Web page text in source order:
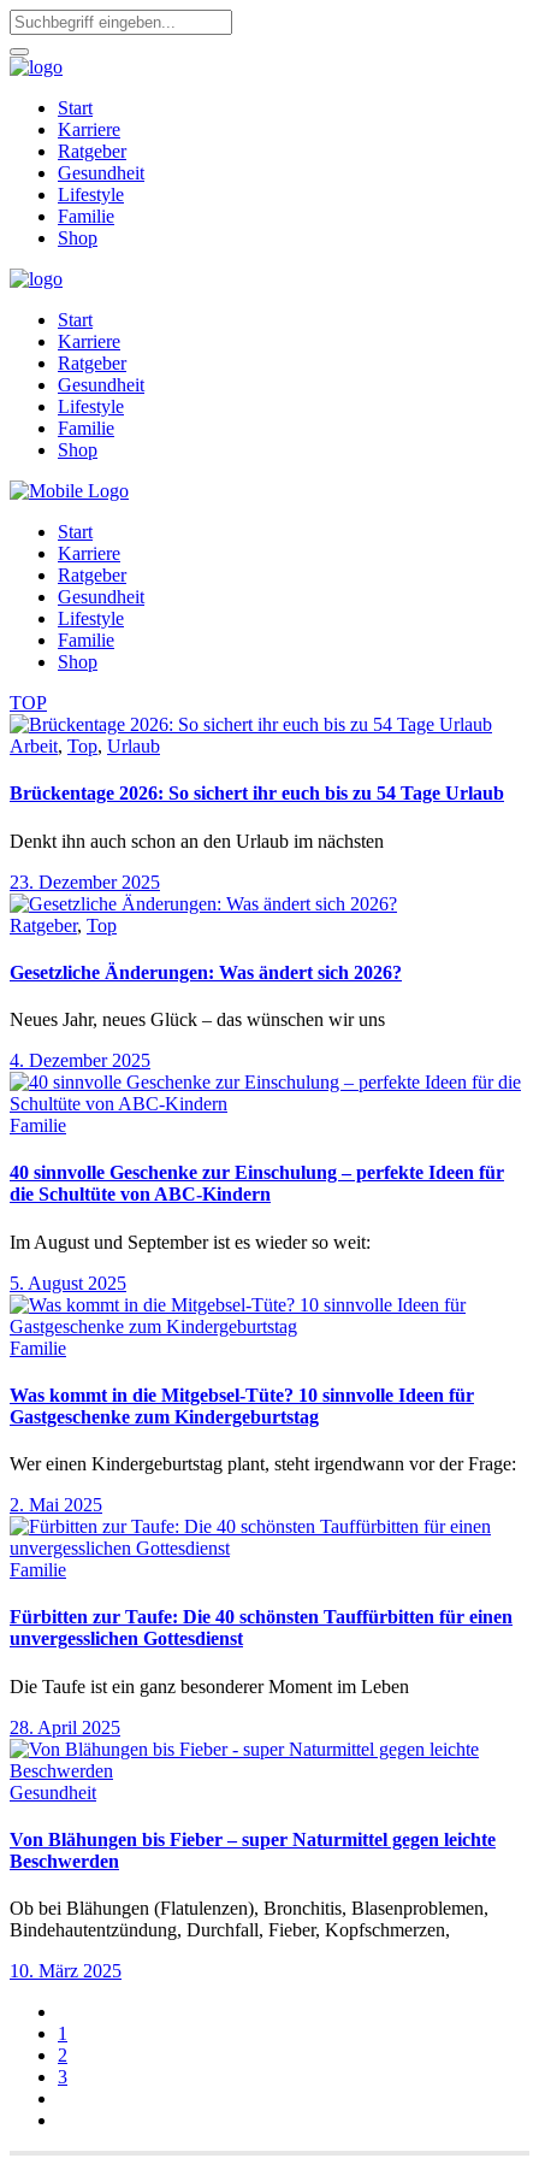
Start
Karriere
Ratgeber
Gesundheit
Lifestyle
Familie
Shop
Start
Karriere
Ratgeber
Gesundheit
Lifestyle
Familie
Shop
Start
Karriere
Ratgeber
Gesundheit
Lifestyle
Familie
Shop
TOP
Arbeit, Top, Urlaub
Brückentage 2026: So sichert ihr euch bis zu 54 Tage Urlaub
Denkt ihn auch schon an den Urlaub im nächsten
23. Dezember 2025
Ratgeber, Top
Gesetzliche Änderungen: Was ändert sich 2026?
Neues Jahr, neues Glück – das wünschen wir uns
4. Dezember 2025
Familie
40 sinnvolle Geschenke zur Einschulung – perfekte Ideen für
die Schultüte von ABC-Kindern
Im August und September ist es wieder so weit:
5. August 2025
Familie
Was kommt in die Mitgebsel-Tüte? 10 sinnvolle Ideen für
Gastgeschenke zum Kindergeburtstag
Wer einen Kindergeburtstag plant, steht irgendwann vor der Frage:
2. Mai 2025
Familie
Fürbitten zur Taufe: Die 40 schönsten Tauffürbitten für einen
unvergesslichen Gottesdienst
Die Taufe ist ein ganz besonderer Moment im Leben
28. April 2025
Gesundheit
Von Blähungen bis Fieber – super Naturmittel gegen leichte
Beschwerden
Ob bei Blähungen (Flatulenzen), Bronchitis, Blasenproblemen,
Bindehautentzündung, Durchfall, Fieber, Kopfschmerzen,
10. März 2025
1
2
3